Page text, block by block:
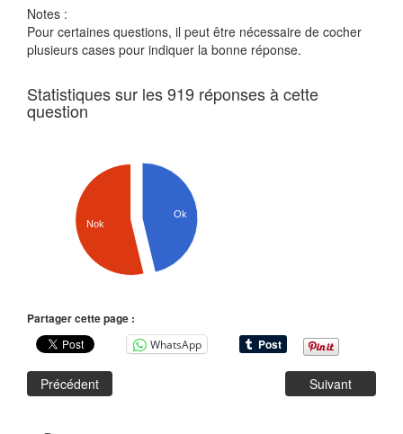
Notes :
Pour certaines questions, il peut être nécessaire de cocher
plusieurs cases pour indiquer la bonne réponse.
Statistiques sur les 919 réponses à cette
question
Ok
Nok
Partager cette page :
WhatsApp
Précédent Suivant